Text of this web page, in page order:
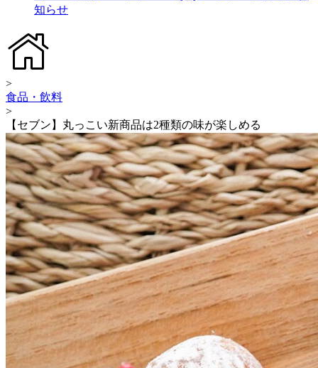
知らせ
>
食品・飲料
>
【セブン】丸っこい新商品は2種類の味が楽しめる